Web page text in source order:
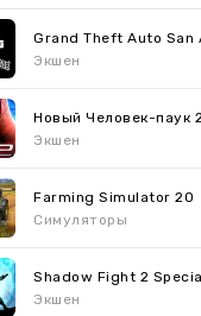
Экшен
Новый Человек-паук 2
Экшен
Farming Simulator 20
Симуляторы
Экшен